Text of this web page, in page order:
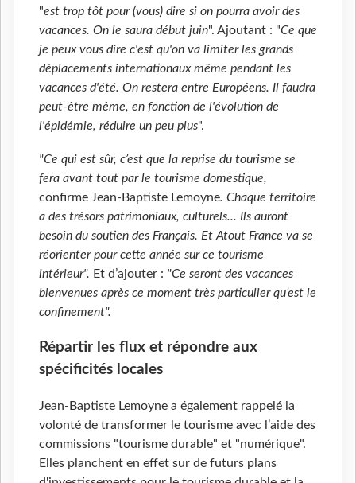
"est trop tôt pour (vous) dire si on pourra avoir des
vacances. On le saura début juin". Ajoutant : "Ce que
je peux vous dire c'est qu'on va limiter les grands
déplacements internationaux même pendant les
vacances d'été. On restera entre Européens. Il faudra
peut-être même, en fonction de l'évolution de
l'épidémie, réduire un peu plus".
"Ce qui est sûr, c’est que la reprise du tourisme se
fera avant tout par le tourisme domestique,
confirme Jean-Baptiste Lemoyne. Chaque territoire
a des trésors patrimoniaux, culturels... Ils auront
besoin du soutien des Français. Et Atout France va se
réorienter pour cette année sur ce tourisme
intérieur". Et d’ajouter : "Ce seront des vacances
bienvenues après ce moment très particulier qu’est le
confinement".
Répartir les flux et répondre aux
spécificités locales
Jean-Baptiste Lemoyne a également rappelé la
volonté de transformer le tourisme avec l’aide des
commissions "tourisme durable" et "numérique".
Elles planchent en effet sur de futurs plans